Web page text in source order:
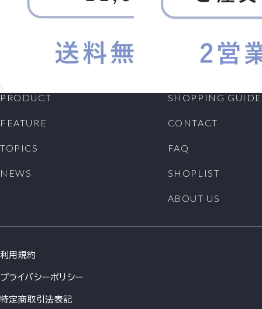
PRODUCT
FEATURE
TOPICS
NEWS
SHOPPING GUIDE
CONTACT
FAQ
SHOPLIST
ABOUT US
利用規約
プライバシーポリシー
特定商取引法表記